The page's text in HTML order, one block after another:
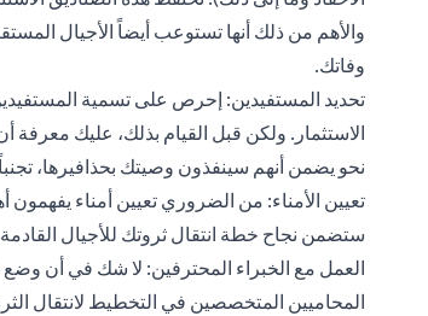
والأهم من ذلك أنها تستوعب أيضاً الأجيال
وفاتك.
تحديد المستفيدين: إحرص على تسمية
الاستثمار. ولكن قبل القيام بذلك، عليك معرفة
نحو يضمن أنهم سينفذون وصيتك بحذافيرها،
تعيين الأمناء: من الضروري تعيين أمناء
ستضمن نجاح خطة انتقال ثروتك للأجيال
العمل مع الخبراء المحترفين: لا شك في أن
المحاميين المتخصصين في التخطيط لانتقال